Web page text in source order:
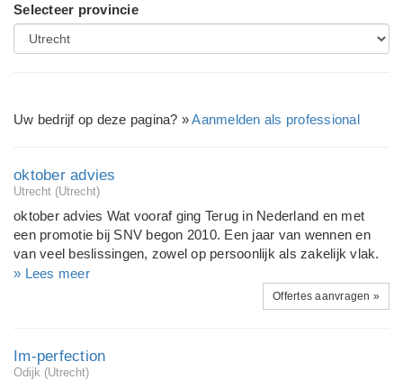
Selecteer provincie
Uw bedrijf op deze pagina? »Aanmelden als professional
oktober advies
Utrecht (Utrecht)
oktober advies Wat vooraf ging Terug in Nederland en met
een promotie bij SNV begon 2010. Een jaar van wennen en
van veel beslissingen, zowel op persoonlijk als zakelijk vlak.
Het was duidelijk tijd voor iets anders, alleen wat wist ik nog
niet. De behoefte aan een omgeving die past als een jas en
werk dat je zelf kunt sturen vormden mijn gedachten en in
van mijn vroege en prettige herinneringen is de maand
oktober. Je zat er net weer lekker in na de zomervakantie, er
» Lees meer
Offertes aanvragen »
Im-perfection
Odijk (Utrecht)